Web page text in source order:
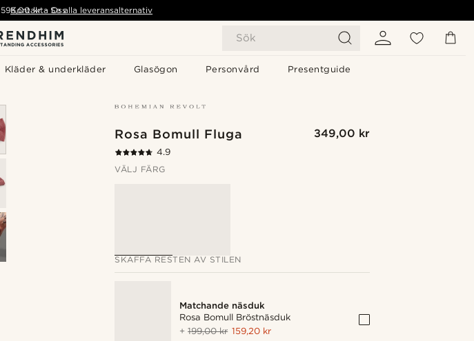
Sök
Kläder & underkläder Glasögon Personvård Presentguide
595,00 kr - Se alla leveransalternativ
Kontakta Oss
Rosa Bomull Fluga 349,00 kr
4.9
VÄLJ FÄRG
SKAFFA RESTEN AV STILEN
Matchande näsduk
Rosa Bomull Bröstnäsduk
+199,00 kr 159,20 kr